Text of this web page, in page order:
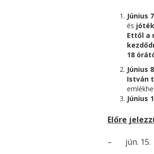
Június
és
Ettől a
18
Június
István
Június
Előre
– jún.